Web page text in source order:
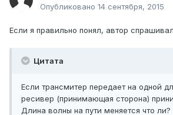
Опубликовано 14 сентября, 2015
Если я правильно понял, автор
Цитата
Если трансмитер передает на одной
ресивер (принимающая сторона)
Длина волны на пути меняется что ли?